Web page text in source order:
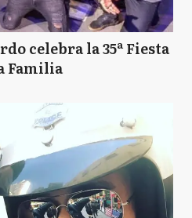
celebra la 35ª Fiesta
Familia